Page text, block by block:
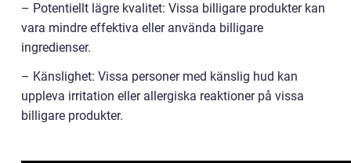
– Potentiellt lägre kvalitet: Vissa billigare produkter kan
vara mindre effektiva eller använda billigare
ingredienser.
– Känslighet: Vissa personer med känslig hud kan
uppleva irritation eller allergiska reaktioner på vissa
billigare produkter.